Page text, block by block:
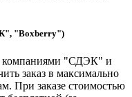
"Boxberry")
компаниями "СДЭК" и
заказ в максимально
При заказе стоимостью